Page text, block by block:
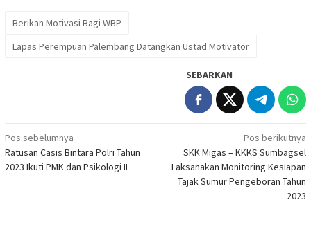
Berikan Motivasi Bagi WBP
Lapas Perempuan Palembang Datangkan Ustad Motivator
SEBARKAN
Navigasi
pos
Pos sebelumnya
Ratusan Casis Bintara Polri Tahun
2023 Ikuti PMK dan Psikologi II
Pos berikutnya
SKK Migas – KKKS Sumbagsel
Laksanakan Monitoring Kesiapan
Tajak Sumur Pengeboran Tahun
2023